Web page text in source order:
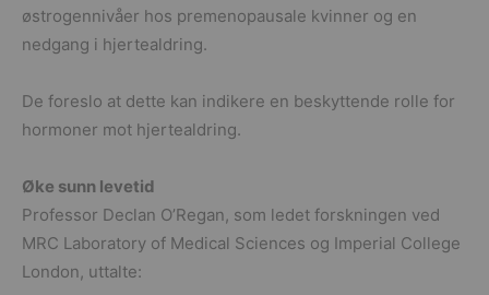
østrogennivåer hos premenopausale kvinner og en
nedgang i hjertealdring.
De foreslo at dette kan indikere en beskyttende rolle for
hormoner mot hjertealdring.
Øke sunn levetid
Professor Declan O’Regan, som ledet forskningen ved
MRC Laboratory of Medical Sciences og Imperial College
London, uttalte: